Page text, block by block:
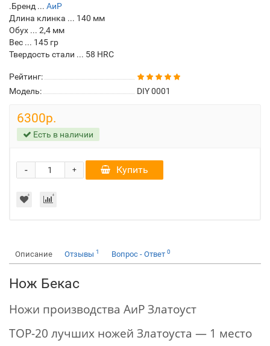
.Бренд ... АиР
Длина клинка ... 140 мм
Обух ... 2,4 мм
Вес ... 145 гр
Твердость стали ... 58 HRC
Рейтинг:
Модель:
DIY 0001
6300р.
Есть в наличии
+
- Купить
Описание Отзывы 1 Вопрос - Ответ 0
Нож Бекас
Ножи производства АиР Златоуст
TOP-20 лучших ножей Златоуста — 1 место